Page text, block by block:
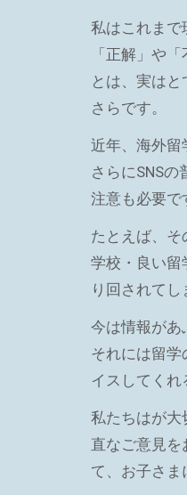
私はこれまで
「正解」や
とは、実は
さらです。
近年、海外留
さらにSNS
注意も必要で
たとえば、
学校・良い留
り回されて
今は情報があ
それには留
イスしてくれ
私たちはが大
直なご意見
て、お子さま